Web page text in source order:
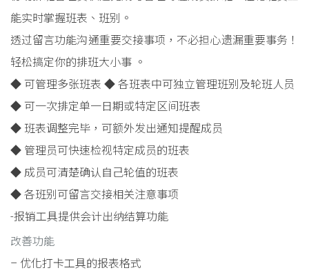
能实时掌握班表、班别。
透过留言功能沟通重要交接事项，不必担心遗漏重要事务！
轻松搞定你的排班大小事 。
◆ 可管理多张班表 ◆ 各班表中可独立管理班别及轮班人员
◆ 可一次排定单一日期或特定区间班表
◆ 班表调整完毕，可额外发出通知提醒成员
◆ 管理员可快速检视特定成员的班表
◆ 成员可清楚确认自己轮值的班表
◆ 各班别可留言交接相关注意事项
-报销工具提供会计出纳结算功能
改善功能
– 优化打卡工具的报表格式